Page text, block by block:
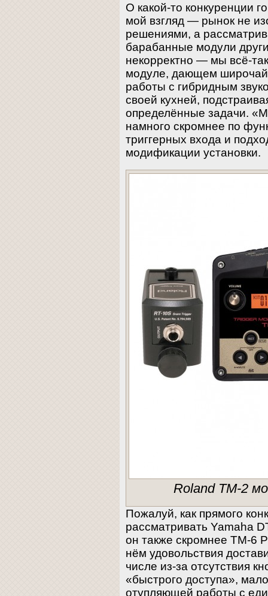
О какой-то конкуренции
мой взгляд — рынок не
решениями, а
барабанные модули
некорректно — мы всё-
модуле, дающем
работы с гибридным
своей кухней,
определённые задачи.
намного скромнее по
триггерных входа и
модификации установки.
Roland TM-2
Пожалуй, как прямого
рассматривать Yamaha
он также скромнее TM-6
нём удовольствия
числе из-за отсутствия
«быстрого доступа»,
отупляющей работы с